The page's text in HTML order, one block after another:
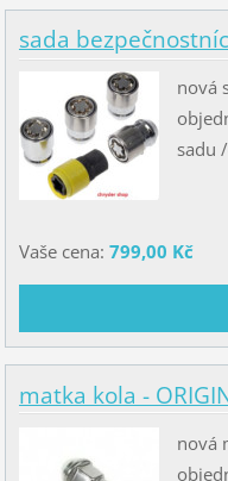
sada
nová
sadu
Vaše cena: 799,00 Kč
matka kola -
nová